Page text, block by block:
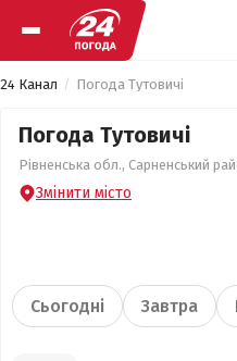
24 Канал Погода Тутовичі
Погода Тутовичі
Рівненська обл., Сарненський
Змінити місто
Сьогодні Завтра